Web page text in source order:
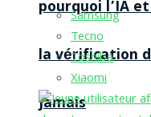
pourquoi l’IA
la vérification
jamais
Samsung
Tecno
Toshiba
Xiaomi